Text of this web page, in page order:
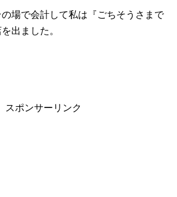
場で会計して私は『ごちそうさまで
出ました。
スポンサーリンク